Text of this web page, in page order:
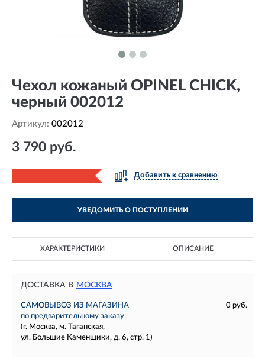
Чехол кожаный OPINEL CHICK,
черный 002012
Артикул: 002012
3 790 руб.
Добавить к сравнению
УВЕДОМИТЬ О ПОСТУПЛЕНИИ
ХАРАКТЕРИСТИКИ ОПИСАНИЕ
ДОСТАВКА В МОСКВА
САМОВЫВОЗ ИЗ МАГАЗИНА
0 руб.
по предварительному заказу
(г. Москва, м. Таганская,
ул. Большие Каменщики, д. 6, стр. 1)